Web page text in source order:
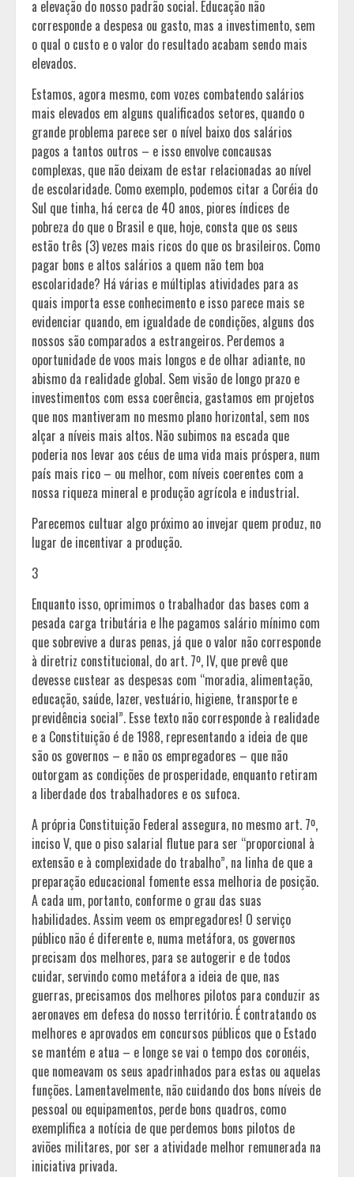
a elevação do nosso padrão social. Educação não
corresponde a despesa ou gasto, mas a investimento, sem
o qual o custo e o valor do resultado acabam sendo mais
elevados.
Estamos, agora mesmo, com vozes combatendo salários
mais elevados em alguns qualificados setores, quando o
grande problema parece ser o nível baixo dos salários
pagos a tantos outros – e isso envolve concausas
complexas, que não deixam de estar relacionadas ao nível
de escolaridade. Como exemplo, podemos citar a Coréia do
Sul que tinha, há cerca de 40 anos, piores índices de
pobreza do que o Brasil e que, hoje, consta que os seus
estão três (3) vezes mais ricos do que os brasileiros. Como
pagar bons e altos salários a quem não tem boa
escolaridade? Há várias e múltiplas atividades para as
quais importa esse conhecimento e isso parece mais se
evidenciar quando, em igualdade de condições, alguns dos
nossos são comparados a estrangeiros. Perdemos a
oportunidade de voos mais longos e de olhar adiante, no
abismo da realidade global. Sem visão de longo prazo e
investimentos com essa coerência, gastamos em projetos
que nos mantiveram no mesmo plano horizontal, sem nos
alçar a níveis mais altos. Não subimos na escada que
poderia nos levar aos céus de uma vida mais próspera, num
país mais rico – ou melhor, com níveis coerentes com a
nossa riqueza mineral e produção agrícola e industrial.
Parecemos cultuar algo próximo ao invejar quem produz, no
lugar de incentivar a produção.
3
Enquanto isso, oprimimos o trabalhador das bases com a
pesada carga tributária e lhe pagamos salário mínimo com
que sobrevive a duras penas, já que o valor não corresponde
à diretriz constitucional, do art. 7º, IV, que prevê que
devesse custear as despesas com “moradia, alimentação,
educação, saúde, lazer, vestuário, higiene, transporte e
previdência social”. Esse texto não corresponde à realidade
e a Constituição é de 1988, representando a ideia de que
são os governos – e não os empregadores – que não
outorgam as condições de prosperidade, enquanto retiram
a liberdade dos trabalhadores e os sufoca.
A própria Constituição Federal assegura, no mesmo art. 7º,
inciso V, que o piso salarial flutue para ser “proporcional à
extensão e à complexidade do trabalho”, na linha de que a
preparação educacional fomente essa melhoria de posição.
A cada um, portanto, conforme o grau das suas
habilidades. Assim veem os empregadores! O serviço
público não é diferente e, numa metáfora, os governos
precisam dos melhores, para se autogerir e de todos
cuidar, servindo como metáfora a ideia de que, nas
guerras, precisamos dos melhores pilotos para conduzir as
aeronaves em defesa do nosso território. É contratando os
melhores e aprovados em concursos públicos que o Estado
se mantém e atua – e longe se vai o tempo dos coronéis,
que nomeavam os seus apadrinhados para estas ou aquelas
funções. Lamentavelmente, não cuidando dos bons níveis de
pessoal ou equipamentos, perde bons quadros, como
exemplifica a notícia de que perdemos bons pilotos de
aviões militares, por ser a atividade melhor remunerada na
iniciativa privada.